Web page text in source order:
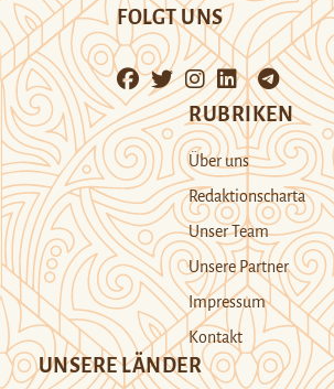
FOLGT UNS
RUBRIKEN
Über uns
Redaktionscharta
Unser Team
Unsere Partner
Impressum
Kontakt
UNSERE LÄNDER